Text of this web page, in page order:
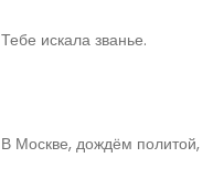
Тебе искала званье.
В Москве, дождём политой,